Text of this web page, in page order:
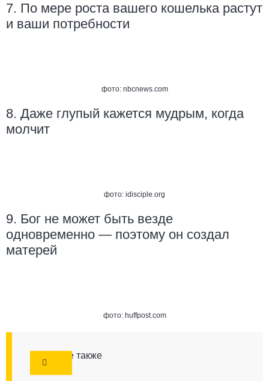
7. По мере роста вашего кошелька растут
и ваши потребности
фото: nbcnews.com
8. Даже глупый кажется мудрым, когда
молчит
фото: idisciple.org
9. Бог не может быть везде
одновременно — поэтому он создал
матерей
фото: huffpost.com
Смотрите также